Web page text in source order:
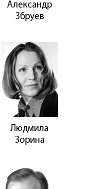
Александр
Збруев
Людмила
Зорина